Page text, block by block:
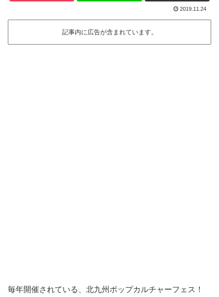
2019.11.24
記事内に広告が含まれています。
毎年開催されている、北九州ポップカルチャーフェス！